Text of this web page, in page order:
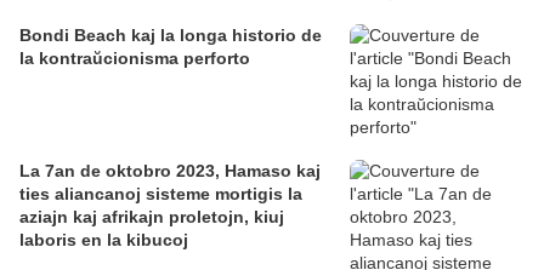
Bondi Beach kaj la longa historio de
la kontraŭcionisma perforto
La 7an de oktobro 2023, Hamaso kaj
ties aliancanoj sisteme mortigis la
aziajn kaj afrikajn proletojn, kiuj
laboris en la kibucoj